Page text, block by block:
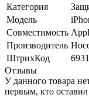
Категория
Модель
Совместимость
Производитель
ШтрихКод
Отзывы
У данного товара
первым, кто